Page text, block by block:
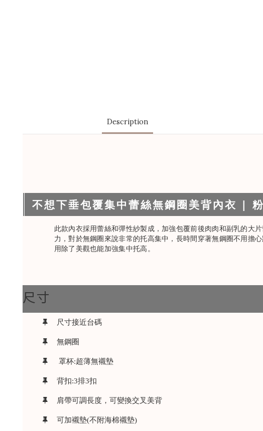
Description
不想下垂包覆集中蕾絲無鋼圈美背內衣 |
此款內衣採用蕾絲和彈性紗製成，加強包覆前後肉肉和副乳的大
力，對於無鋼圈來說非常的托高集中，長時間穿著無鋼圈不用擔
用除了美觀也能加強集中托高。
尺寸
尺寸接近台碼
無鋼圈
罩杯:超薄無襯墊
背扣:3排3扣
肩帶可調長度，可變換交叉美背
可加襯墊(不附海棉襯墊)